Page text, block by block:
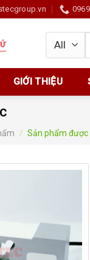
GIỚI THIỆU
/ Sản phẩm được